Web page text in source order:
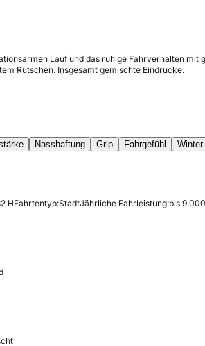
Lauf und das ruhige Fahrverhalten
Rutschen. Insgesamt gemischte Eindrücke.
Nasshaftung Grip Fahrgefühl Winter
HFahrtentyp:StadtJährliche Fahrleistung:bis